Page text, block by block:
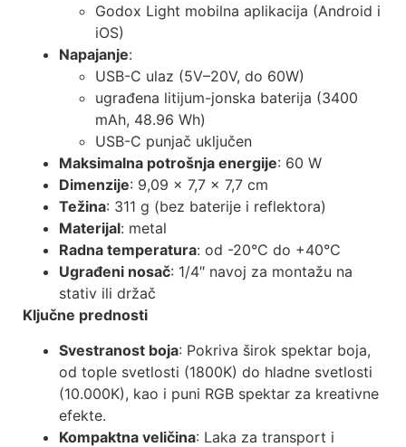
Godox Light mobilna aplikacija (Android i
iOS)
Napajanje:
USB-C ulaz (5V–20V, do 60W)
ugrađena litijum-jonska baterija (3400
mAh, 48.96 Wh)
USB-C punjač uključen
Maksimalna potrošnja energije: 60 W
Dimenzije: 9,09 × 7,7 × 7,7 cm
Težina: 311 g (bez baterije i reflektora)
Materijal: metal
Radna temperatura: od -20°C do +40°C
Ugrađeni nosač: 1/4″ navoj za montažu na
stativ ili držač
Ključne prednosti
Svestranost boja: Pokriva širok spektar boja,
od tople svetlosti (1800K) do hladne svetlosti
(10.000K), kao i puni RGB spektar za kreativne
efekte.
Kompaktna veličina: Laka za transport i